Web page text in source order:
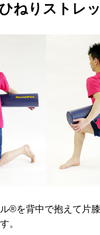
ねりストレ
®を背中で抱えて片
。